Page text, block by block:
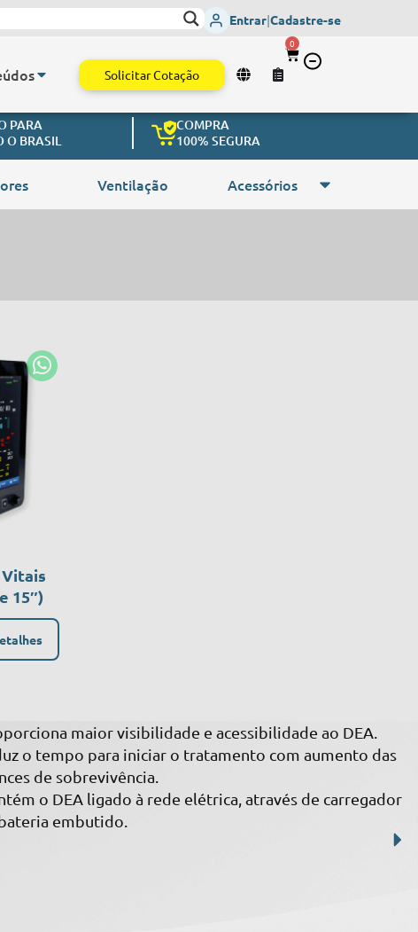
Vitais - Envio imediato para todo o Brasil. Monitor de Sinais
Entrar|Cadastre-se
Solicitar Cotação
0
PARA
O BRASIL
COMPRA
100% SEGURA
Ventilação Acessórios
15″)
maior visibilidade e acessibilidade ao DEA.
o tempo para iniciar o tratamento com aumento das
de sobrevivência.
o DEA ligado à rede elétrica, através de carregador
embutido.